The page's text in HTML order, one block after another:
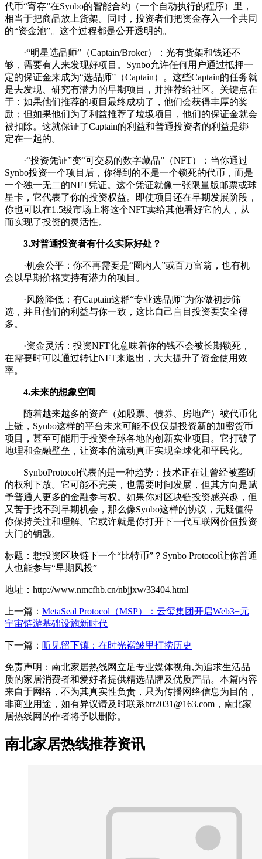
代币“寄存”在Synbo的智能合约（一个自动执行的程序）里，
相当于把商品放上货架。同时，投资者们把资金存入一个共同
的“资金池”。这个过程都是公开透明的。
·“明星选品师”（Captain/Broker）：光有货架和钱还不
够，需要有人来发现好项目。Synbo允许任何用户通过抵押一
定的保证金来成为“选品师”（Captain）。这些Captain的任务就
是去发现、研究有潜力的早期项目，并推荐给社区。关键点在
于：如果他们推荐的项目最终成功了，他们会获得丰厚的奖
励；但如果他们为了利益推荐了垃圾项目，他们的保证金就会
被扣除。这就保证了Captain的利益和普通投资者的利益是绑
定在一起的。
·“投资凭证”变“可交易的数字藏品”（NFT）：当你通过
Synbo投资一个项目后，你得到的不是一个锁死的代币，而是
一个独一无二的NFT凭证。这个凭证就像一张限量版邮票或球
星卡，它代表了你的投资权益。即使项目还在早期发展阶段，
你也可以在1.5级市场上将这个NFT卖给其他看好它的人，从
而实现了投资的灵活性。
3.对普通投资者有什么实际好处？
·机会公平：你不再需要是“圈内人”或百万富翁，也有机
会以早期价格支持有潜力的项目。
·风险降低：有Captain这群“专业选品师”为你做初步筛
选，并且他们的利益与你一致，这比自己盲目投资要安全得
多。
·资金灵活：投资NFT化意味着你的钱不会被长期锁死，
在需要时可以通过转让NFT来退出，大大提升了资金使用效
率。
4.未来的想象空间
随着越来越多的资产（如股票、债券、房地产）被代币化
上链，Synbo这样的平台未来可能不仅仅是投资新的加密货币
项目，甚至可能用于投资全球各地的创新实业项目。它打破了
地理和金融壁垒，让资本的流动真正实现全球化和平民化。
SynboProtocol代表的是一种趋势：技术正在让曾经被垄断
的权利下放。它可能不完美，也需要时间发展，但其方向是赋
予普通人更多的金融参与权。如果你对区块链投资感兴趣，但
又苦于找不到早期机会，那么像Synbo这样的协议，无疑值得
你保持关注和理解。它或许就是你打开下一代互联网价值投资
大门的钥匙。
标题：想投资区块链下一个“比特币”？Synbo Protocol让你普通
人也能参与“早期风投”
地址：http://www.nmcfhb.cn/nbjjxw/33404.html
上一篇： MetaSeal Protocol（MSP）：云玺集团开启Web3+元
宇宙链游基础设施新时代
下一篇： 听见留下镇：在时光褶皱里打捞历史
免责声明：南北家居热线网立足专业媒体视角,为追求生活品
质的家居消费者和爱好者提供精选品牌及优质产品。本篇内容
来自于网络，不为其真实性负责，只为传播网络信息为目的，
非商业用途，如有异议请及时联系btr2031@163.com，南北家
居热线网的作者将予以删除。
南北家居热线推荐资讯